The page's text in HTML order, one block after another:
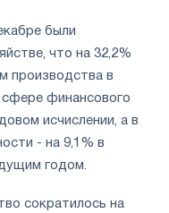
были
что на 32,2%
производства в
финансового
исчислении, а в
- на 9,1% в
годом.
сократилось на